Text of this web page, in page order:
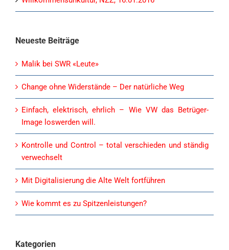
Neueste Beiträge
Malik bei SWR «Leute»
Change ohne Widerstände – Der natürliche Weg
Einfach, elektrisch, ehrlich – Wie VW das Betrüger-
Image loswerden will.
Kontrolle und Control – total verschieden und ständig
verwechselt
Mit Digitalisierung die Alte Welt fortführen
Wie kommt es zu Spitzenleistungen?
Kategorien